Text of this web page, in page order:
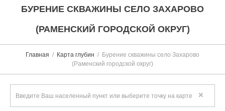
БУРЕНИЕ СКВАЖИНЫ СЕЛО ЗАХАРОВО
(РАМЕНСКИЙ ГОРОДСКОЙ ОКРУГ)
Главная Карта глубин
Бурение скважины село Захарово
(Раменский городской округ)